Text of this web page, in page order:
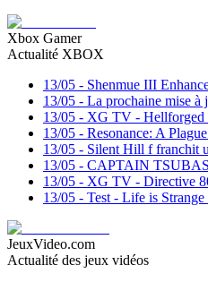
Xbox Gamer
Actualité XBOX
13/05 - Shenmue III
13/05 - La prochaine mise à
13/05 - XG TV - Hellforged
13/05 - Resonance: A
13/05 - Silent Hill f franchit
13/05 - CAPTAIN
13/05 - XG TV - Directive
13/05 - Test - Life is
JeuxVideo.com
Actualité des jeux vidéos